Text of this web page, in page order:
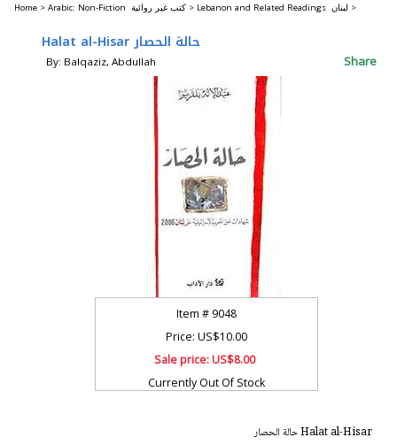
Home > Arabic: Non-Fiction كتب غير روائية > Lebanon and Related Readings لبنان >
Halat al-Hisar حالة الحصار
By: Balqaziz, Abdullah Share
Item # 9048
Price: US$10.00
Sale price:US$8.00
Currently Out Of Stock
Halat al-Hisar حالة الحصار